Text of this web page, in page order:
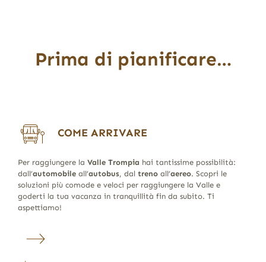
Prima di pianificare…
COME ARRIVARE
Per raggiungere la Valle Trompia hai tantissime possibilità:
dall’automobileall’autobus, dal trenoall’aereo. Scopri le
soluzioni più comode e veloci per raggiungere la Valle e
goderti la tua vacanza in tranquillità fin da subito. Ti
aspettiamo!